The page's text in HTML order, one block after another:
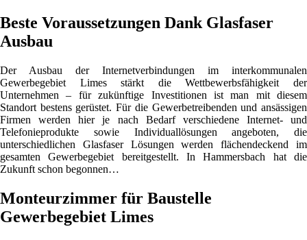
Beste Voraussetzungen Dank Glasfaser
Ausbau
Der Ausbau der Internetverbindungen im interkommunalen
Gewerbegebiet Limes stärkt die Wettbewerbsfähigkeit der
Unternehmen – für zukünftige Investitionen ist man mit diesem
Standort bestens gerüstet. Für die Gewerbetreibenden und ansässigen
Firmen werden hier je nach Bedarf verschiedene Internet- und
Telefonieprodukte sowie Individuallösungen angeboten, die
unterschiedlichen Glasfaser Lösungen werden flächendeckend im
gesamten Gewerbegebiet bereitgestellt. In Hammersbach hat die
Zukunft schon begonnen…
Monteurzimmer für Baustelle
Gewerbegebiet Limes